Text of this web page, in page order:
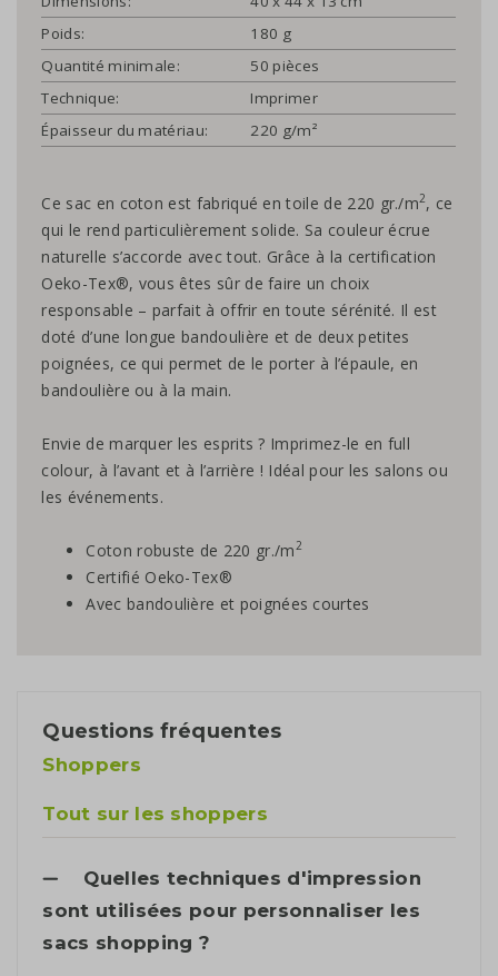
Poids:
180 g
Quantité minimale:
50 pièces
Technique:
Imprimer
Épaisseur du matériau:
220 g/m²
Ce sac en coton est fabriqué en toile de 220 gr./m2, ce
qui le rend particulièrement solide. Sa couleur écrue
naturelle s’accorde avec tout. Grâce à la certification
Oeko-Tex®, vous êtes sûr de faire un choix
responsable – parfait à offrir en toute sérénité. Il est
doté d’une longue bandoulière et de deux petites
poignées, ce qui permet de le porter à l’épaule, en
bandoulière ou à la main.
Envie de marquer les esprits ? Imprimez-le en full
colour, à l’avant et à l’arrière ! Idéal pour les salons ou
les événements.
Coton robuste de 220 gr./m2
Certifié Oeko-Tex®
Avec bandoulière et poignées courtes
Questions fréquentes
Shoppers
Tout sur les shoppers
Quelles techniques d'impression
sont utilisées pour personnaliser les
sacs shopping ?